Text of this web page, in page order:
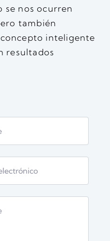
se nos ocurren
también
inteligente
resultados